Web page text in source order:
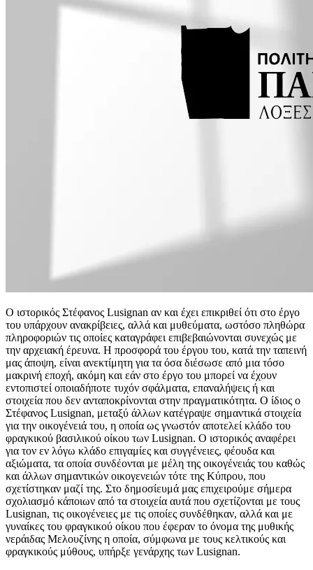
Ο ιστορικός Στέφανος Lusignan αν και έχει επικριθεί ότι στο έργο
του υπάρχουν ανακρίβειες, αλλά και μυθεύματα, ωστόσο πληθώρα
πληροφοριών τις οποίες καταγράφει επιβεβαιώνονται συνεχώς με
την αρχειακή έρευνα. Η προσφορά του έργου του, κατά την ταπεινή
μας άποψη, είναι ανεκτίμητη για τα όσα διέσωσε από μια τόσο
μακρινή εποχή, ακόμη και εάν στο έργο του μπορεί να έχουν
εντοπιστεί οποιαδήποτε τυχόν σφάλματα, επαναλήψεις ή και
στοιχεία που δεν ανταποκρίνονται στην πραγματικότητα. Ο ίδιος ο
Στέφανος Lusignan, μεταξύ άλλων κατέγραψε σημαντικά στοιχεία
για την οικογένειά τoυ, η οποία ως γνωστόν αποτελεί κλάδο του
φραγκικού βασιλικού οίκου των Lusignan. Ο ιστορικός αναφέρει
για τον εν λόγω κλάδο επιγαμίες και συγγένειες, φέουδα και
αξιώματα, τα οποία συνδέονται με μέλη της οικογένειάς του καθώς
και άλλων σημαντικών οικογενειών τότε της Κύπρου, που
σχετίστηκαν μαζί της. Στο δημοσίευμά μας επιχειρούμε σήμερα
σχολιασμό κάποιων από τα στοιχεία αυτά που σχετίζονται με τους
Lusignan, τις οικογένειες με τις οποίες συνδέθηκαν, αλλά και με
γυναίκες του φραγκικού οίκου που έφεραν το όνομα της μυθικής
νεράιδας Μελουζίνης η οποία, σύμφωνα με τους κελτικούς και
φραγκικούς μύθους, υπήρξε γενάρχης των Lusignan.